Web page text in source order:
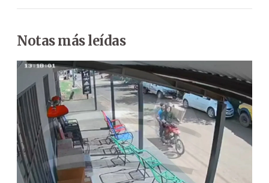
Notas más leídas